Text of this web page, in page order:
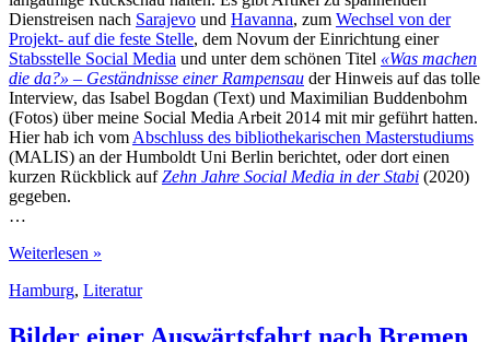
Dienstreisen nach Sarajevo und Havanna, zum Wechsel von der
Projekt- auf die feste Stelle, dem Novum der Einrichtung einer
Stabsstelle Social Media und unter dem schönen Titel «Was machen
die da?» – Geständnisse einer Rampensau der Hinweis auf das tolle
Interview, das Isabel Bogdan (Text) und Maximilian Buddenbohm
(Fotos) über meine Social Media Arbeit 2014 mit mir geführt hatten.
Hier hab ich vom Abschluss des bibliothekarischen Masterstudiums
(MALIS) an der Humboldt Uni Berlin berichtet, oder dort einen
kurzen Rückblick aufZehn Jahre Social Media in der Stabi (2020)
gegeben.
…
20
in
Stabi
Weiterlesen »
Hamburg, Literatur